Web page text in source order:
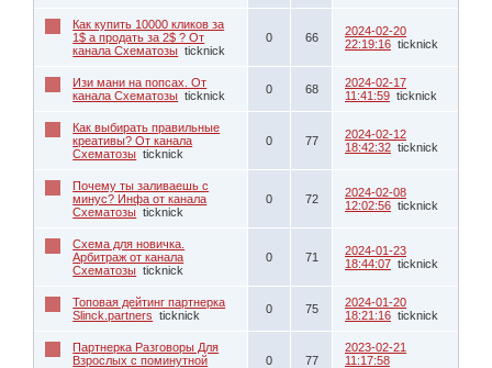
Как купить 10000 кликов за
1$ а продать за 2$ ? От
канала Схематозы ticknick
0 66
2024-02-20
22:19:16 ticknick
Изи мани на попсах. От
канала Схематозы ticknick 0 68
2024-02-17
11:41:59 ticknick
Как выбирать правильные
креативы? От канала
Схематозы ticknick
0 77
2024-02-12
18:42:32 ticknick
Почему ты заливаешь с
минус? Инфа от канала
Схематозы ticknick
0 72
2024-02-08
12:02:56 ticknick
Схема для новичка.
Арбитраж от канала
Схематозы ticknick
0 71
2024-01-23
18:44:07 ticknick
Топовая дейтинг партнерка
Slinck.partners
ticknick 0 75
2024-01-20
18:21:16 ticknick
Партнерка Разговоры Для
Взрослых с поминутной
0 77
2023-02-21
11:17:58